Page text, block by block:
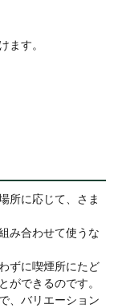
ます。
所に応じて、さま
み合わせて使うな
ずに喫煙所にたど
ができるのです。
、バリエーション